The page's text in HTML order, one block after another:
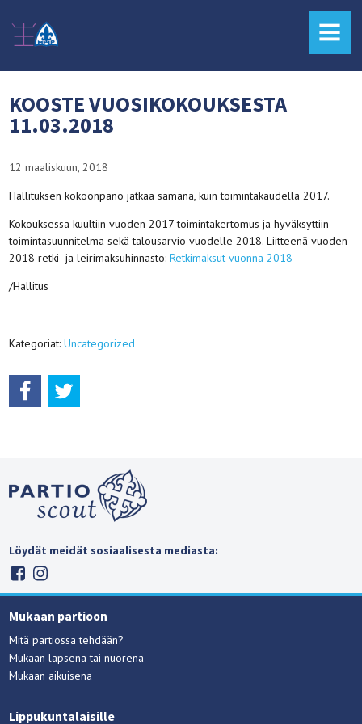
MENU
KOOSTE VUOSIKOKOUKSESTA
11.03.2018
12 maaliskuun, 2018
Hallituksen kokoonpano jatkaa samana, kuin toimintakaudella 2017.
Kokouksessa kuultiin vuoden 2017 toimintakertomus ja hyväksyttiin
toimintasuunnitelma sekä talousarvio vuodelle 2018. Liitteenä vuoden
2018 retki- ja leirimaksuhinnasto:Retkimaksut vuonna 2018
/Hallitus
Kategoriat:Uncategorized
Löydät meidät sosiaalisesta mediasta:
Mukaan partioon
Mitä partiossa tehdään?
Mukaan lapsena tai nuorena
Mukaan aikuisena
Lippukuntalaisille